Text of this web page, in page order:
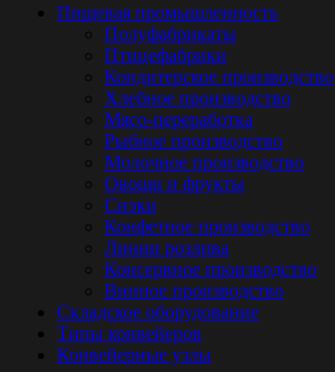
Пищевая промышленность
Полуфабрикаты
Птицефабрики
Кондитерское производство
Хлебное производство
Мясо-переработка
Рыбное производство
Молочное производство
Овощи и фрукты
Снэки
Конфетное производство
Линии розлива
Консервное производство
Винное производство
Складское оборудование
Типы конвейеров
Конвейерные узлы